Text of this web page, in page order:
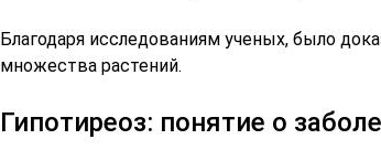
Благодаря исследованиям ученых, было
множества растений.
Гипотиреоз: понятие о